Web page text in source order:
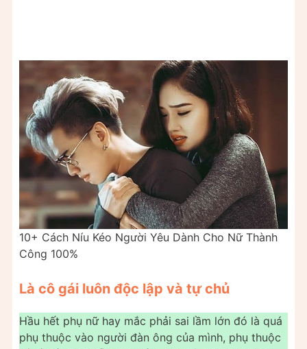
10+ Cách Níu Kéo Người Yêu Dành Cho Nữ Thành
Công 100%
Là cô gái luôn độc lập và tự chủ
Hầu hết phụ nữ hay mắc phải sai lầm lớn đó là quá
phụ thuộc vào người đàn ông của mình, phụ thuộc